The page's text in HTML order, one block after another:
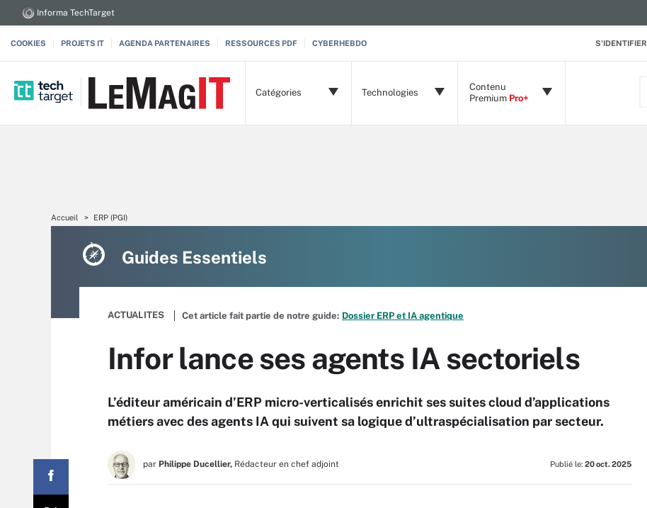
S'IDENTIFIER
Informa TechTarget
COOKIES PROJETS IT AGENDA PARTENAIRES RESSOURCES PDF CYBERHEBDO
Catégories Technologies
Contenu
Premium Pro+
Accueil ERP (PGI)
Guides Essentiels
ACTUALITES Cet article fait partie de notre guide: Dossier ERP et IA agentique
Infor lance ses agents IA sectoriels
L’éditeur américain d’ERP micro-verticalisés enrichit ses suites cloud d’applications
métiers avec des agents IA qui suivent sa logique d’ultraspécialisation par secteur.
par Philippe Ducellier, Rédacteur en chef adjoint Publié le: 20 oct. 2025